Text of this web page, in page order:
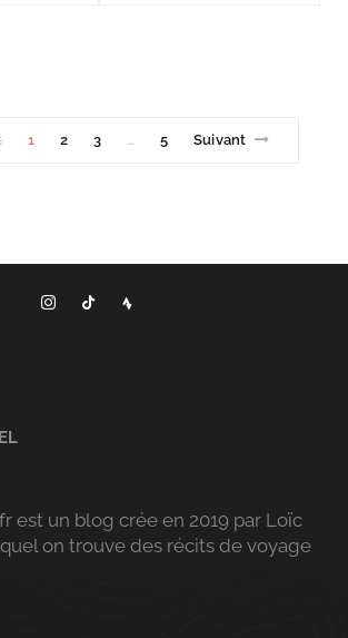
1 2 3 … 5 Suivant
est un blog crée en 2019 par Loïc
on trouve des récits de voyage